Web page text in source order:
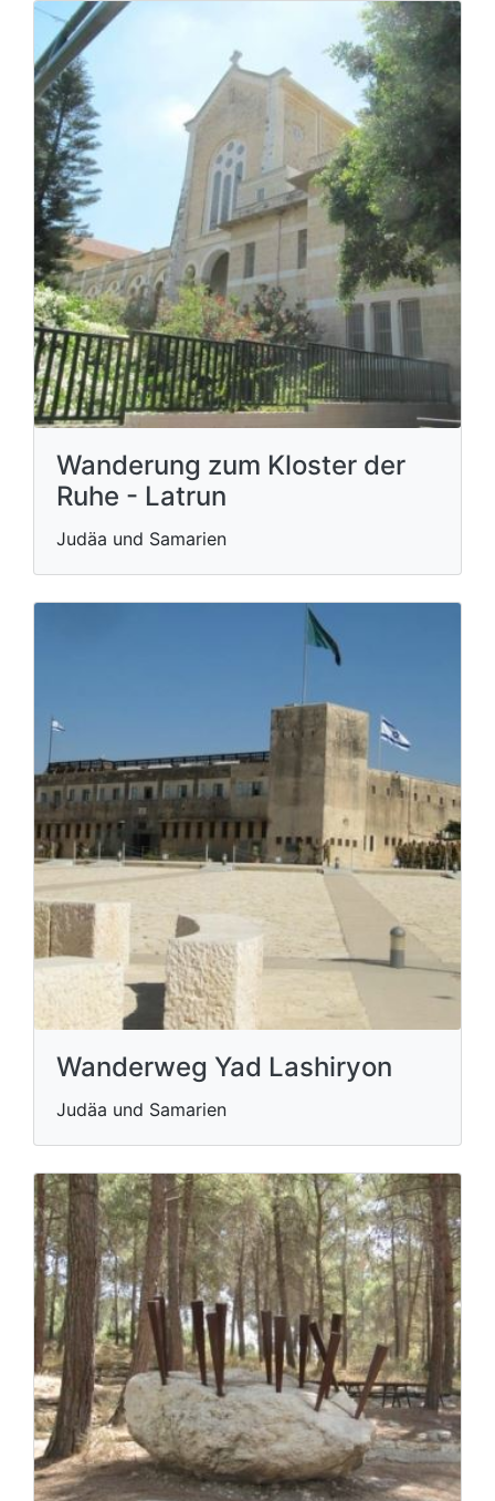
Wanderung zum Kloster der
Ruhe - Latrun
Judäa und Samarien
Wanderweg Yad Lashiryon
Judäa und Samarien